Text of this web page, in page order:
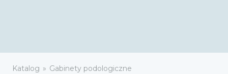
Katalog Gabinety podologiczne